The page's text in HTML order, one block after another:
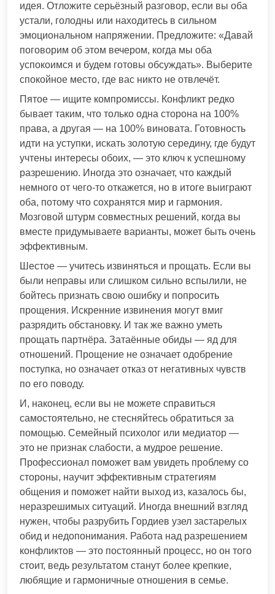
идея. Отложите серьёзный разговор, если вы оба
устали, голодны или находитесь в сильном
эмоциональном напряжении. Предложите: «Давай
поговорим об этом вечером, когда мы оба
успокоимся и будем готовы обсуждать». Выберите
спокойное место, где вас никто не отвлечёт.
Пятое — ищите компромиссы. Конфликт редко
бывает таким, что только одна сторона на 100%
права, а другая — на 100% виновата. Готовность
идти на уступки, искать золотую середину, где будут
учтены интересы обоих, — это ключ к успешному
разрешению. Иногда это означает, что каждый
немного от чего-то откажется, но в итоге выиграют
оба, потому что сохранятся мир и гармония.
Мозговой штурм совместных решений, когда вы
вместе придумываете варианты, может быть очень
эффективным.
Шестое — учитесь извиняться и прощать. Если вы
были неправы или слишком сильно вспылили, не
бойтесь признать свою ошибку и попросить
прощения. Искренние извинения могут вмиг
разрядить обстановку. И так же важно уметь
прощать партнёра. Затаённые обиды — яд для
отношений. Прощение не означает одобрение
поступка, но означает отказ от негативных чувств
по его поводу.
И, наконец, если вы не можете справиться
самостоятельно, не стесняйтесь обратиться за
помощью. Семейный психолог или медиатор —
это не признак слабости, а мудрое решение.
Профессионал поможет вам увидеть проблему со
стороны, научит эффективным стратегиям
общения и поможет найти выход из, казалось бы,
неразрешимых ситуаций. Иногда внешний взгляд
нужен, чтобы разрубить Гордиев узел застарелых
обид и недопонимания. Работа над разрешением
конфликтов — это постоянный процесс, но он того
стоит, ведь результатом станут более крепкие,
любящие и гармоничные отношения в семье.